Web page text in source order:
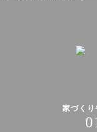
家づく